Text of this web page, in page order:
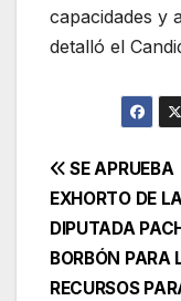
capacidades y
detalló el
de
SE APRUEBA
EXHORTO DE
DIPUTADA
BORBÓN PARA
RECURSOS